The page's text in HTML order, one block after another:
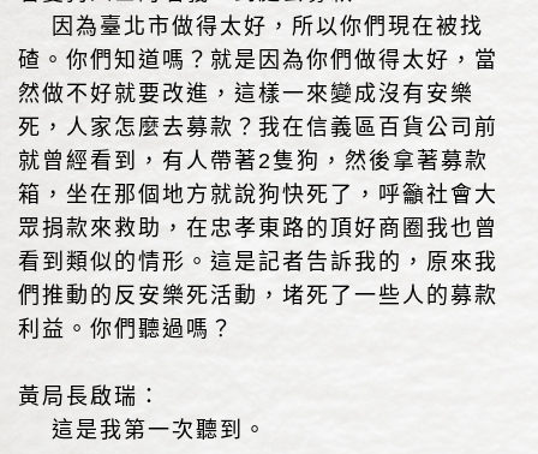
因為臺北市做得太好，所以你們現在被找
碴。你們知道嗎？就是因為你們做得太好，當
然做不好就要改進，這樣一來變成沒有安樂
死，人家怎麼去募款？我在信義區百貨公司前
就曾經看到，有人帶著2隻狗，然後拿著募款
箱，坐在那個地方就說狗快死了，呼籲社會大
眾捐款來救助，在忠孝東路的頂好商圈我也曾
看到類似的情形。這是記者告訴我的，原來我
們推動的反安樂死活動，堵死了一些人的募款
利益。你們聽過嗎？
黃局長啟瑞：
這是我第一次聽到。